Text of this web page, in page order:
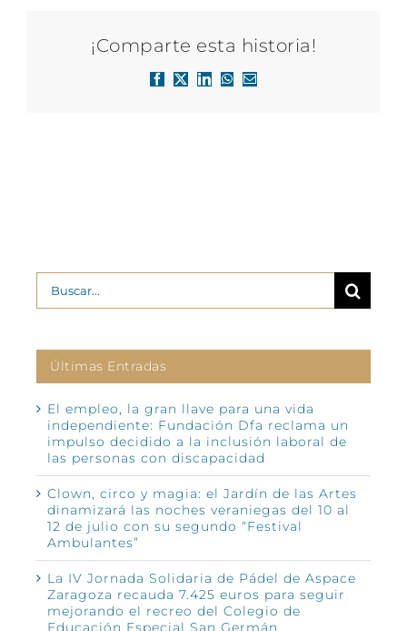
¡Comparte esta historia!
Facebook
X LinkedInWhatsApp
Correo
Buscar:
Últimas Entradas
El empleo, la gran llave para una vida
independiente: Fundación Dfa reclama un
impulso decidido a la inclusión laboral de
las personas con discapacidad
Clown, circo y magia: el Jardín de las Artes
dinamizará las noches veraniegas del 10 al
12 de julio con su segundo “Festival
Ambulantes”
La IV Jornada Solidaria de Pádel de Aspace
Zaragoza recauda 7.425 euros para seguir
mejorando el recreo del Colegio de
Educación Especial San Germán